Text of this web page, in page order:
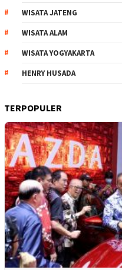
WISATA JATENG
WISATA ALAM
WISATA YOGYAKARTA
HENRY HUSADA
TERPOPULER